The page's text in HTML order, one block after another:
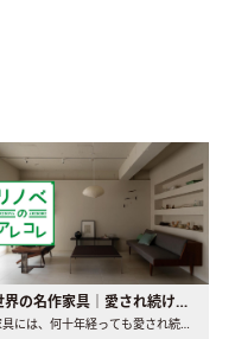
世界の名作家具｜愛され続ける理由と一生モノとの出会い方